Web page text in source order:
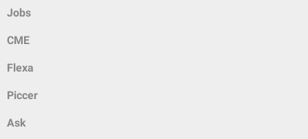
Jobs
CME
Flexa
Piccer
Ask